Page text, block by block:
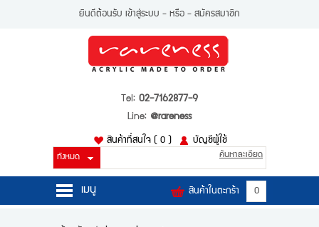
ยินดีต้อนรับ เข้าสู่ระบบ - หรือ - สมัครสมาชิก
Tel: 02-7162877-9
Line: @rareness
สินค้าที่สนใจ ( 0 ) บัญชีผู้ใช้
สินค้าในตะกร้า 0
ค้นหาละเอียด
เมนู